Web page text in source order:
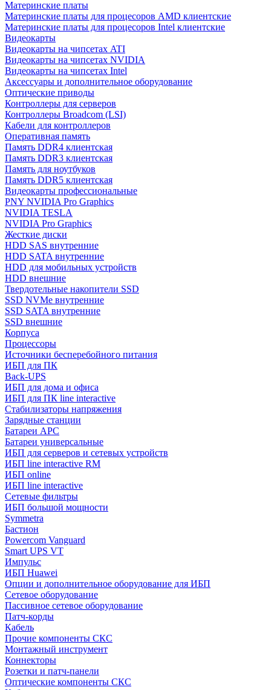
Материнские платы
Материнские платы для процесоров AMD клиентские
Материнские платы для процесоров Intel клиентские
Видеокарты
Видеокарты на чипсетах ATI
Видеокарты на чипсетах NVIDIA
Видеокарты на чипсетах Intel
Аксессуары и дополнительное оборудование
Оптические приводы
Контроллеры для серверов
Контроллеры Broadcom (LSI)
Кабели для контроллеров
Оперативная память
Память DDR4 клиентская
Память DDR3 клиентская
Память для ноутбуков
Память DDR5 клиентская
Видеокарты профессиональные
PNY NVIDIA Pro Graphics
NVIDIA TESLA
NVIDIA Pro Graphics
Жесткие диски
HDD SAS внутренние
HDD SATA внутренние
HDD для мобильных устройств
HDD внешние
Твердотельные накопители SSD
SSD NVMe внутренние
SSD SATA внутренние
SSD внешние
Корпуса
Процессоры
Источники бесперебойного питания
ИБП для ПК
Back-UPS
ИБП для дома и офиса
ИБП для ПК linе interactive
Стабилизаторы напряжения
Зарядные станции
Батареи APC
Батареи универсальные
ИБП для серверов и сетевых устройств
ИБП line interactive RM
ИБП online
ИБП linе interactive
Сетевые фильтры
ИБП большой мощности
Symmetra
Бастион
Powercom Vanguard
Smart UPS VT
Импульс
ИБП Huawei
Опции и дополнительное оборудование для ИБП
Сетевое оборудование
Пассивное сетевое оборудование
Патч-корды
Кабель
Прочие компоненты СКС
Монтажный инструмент
Коннекторы
Розетки и патч-панели
Оптические компоненты СКС